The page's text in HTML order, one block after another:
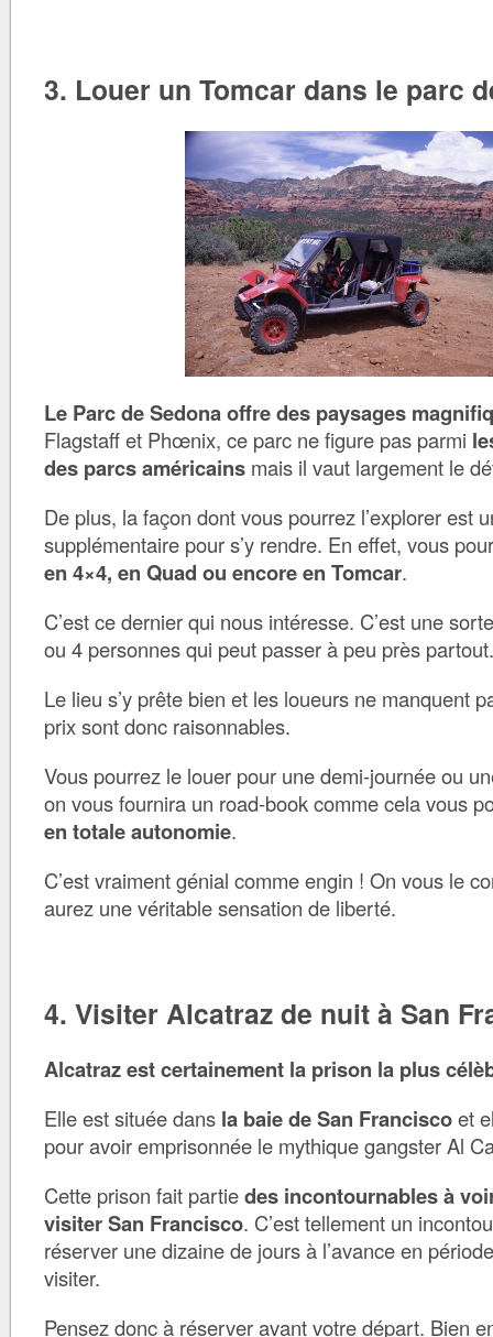
3. Louer un Tomcar dans le parc
Le Parc de Sedona offre des paysages
Flagstaff et Phœnix, ce parc ne figure pas parmi
des parcs américains mais il vaut largement le
De plus, la façon dont vous pourrez l’explorer est
supplémentaire pour s’y rendre. En effet, vous
en 4×4, en Quad ou encore en Tomcar.
C’est ce dernier qui nous intéresse. C’est une
ou 4 personnes qui peut passer à peu près partout.
Le lieu s’y prête bien et les loueurs ne manquent
prix sont donc raisonnables.
Vous pourrez le louer pour une demi-journée ou
on vous fournira un road-book comme cela vous
en totale autonomie.
C’est vraiment génial comme engin ! On vous le
aurez une véritable sensation de liberté.
4. Visiter Alcatraz de nuit à San
Alcatraz est certainement la prison la plus
Elle est située dans la baie de San Franciscoet
pour avoir emprisonnée le mythique gangster Al
Cette prison fait partiedes incontournables à
visiter San Francisco. C’est tellement un
réserver une dizaine de jours à l’avance en
visiter.
Pensez donc à réserver avant votre départ. Bien